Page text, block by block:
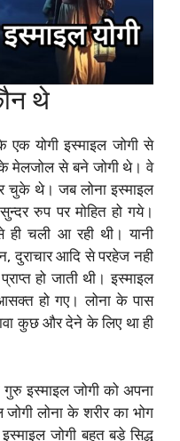
थे
योगी इस्माइल जोगी से
मेलजोल से बने जोगी थे। वे
चुके थे। जब लोना इस्माइल
रुप पर मोहित हो गये।
ही चली आ रही थी। यानी
दुराचार आदि से परहेज नही
हो जाती थी। इस्माइल
हो गए। लोना के पास
कुछ और देने के लिए था ही
गुरु इस्माइल जोगी को अपना
लोना के शरीर का भोग
जोगी बहुत बड़े सिद्ध